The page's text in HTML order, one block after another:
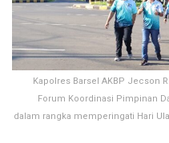
Kapolres Barsel AKBP Jecson
Forum Koordinasi Pimpinan
dalam rangka memperingati Hari